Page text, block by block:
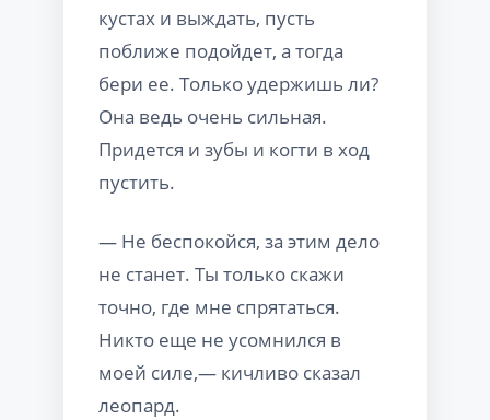
кустах и выждать, пусть
поближе подойдет, а тогда
бери ее. Только удержишь ли?
Она ведь очень сильная.
Придется и зубы и когти в ход
пустить.
— Не беспокойся, за этим дело
не станет. Ты только скажи
точно, где мне спрятаться.
Никто еще не усомнился в
моей силе,— кичливо сказал
леопард.